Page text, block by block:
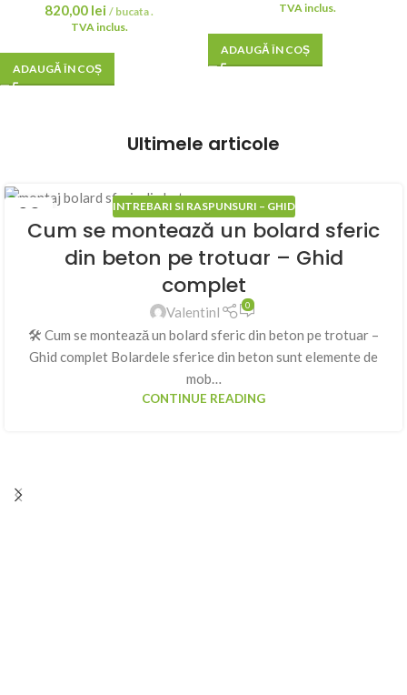
820,00 lei / bucata .
TVA inclus.
ADAUGĂ ÎN COȘ
TVA inclus.
ADAUGĂ ÎN COȘ
Ultimele articole
23
IUL.
INTREBARI SI RASPUNSURI – GHID
Cum se montează un bolard sferic
din beton pe trotuar – Ghid
complet
ValentinI 0
🛠️ Cum se montează un bolard sferic din beton pe trotuar –
Ghid complet Bolardele sferice din beton sunt elemente de
mob…
CONTINUE READING